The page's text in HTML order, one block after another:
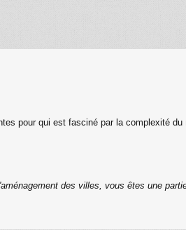
pour qui est fasciné par la complexité
des villes, vous êtes une